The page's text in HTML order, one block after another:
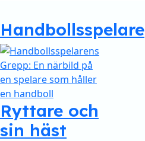
Handbollsspelare
Ryttare och
sin häst